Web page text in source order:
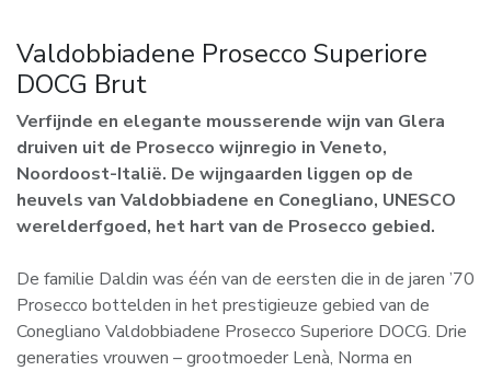
Valdobbiadene Prosecco Superiore
DOCG Brut
Verfijnde en elegante mousserende wijn van Glera
druiven uit de Prosecco wijnregio in Veneto,
Noordoost-Italië. De wijngaarden liggen op de
heuvels van Valdobbiadene en Conegliano, UNESCO
werelderfgoed, het hart van de Prosecco gebied.
De familie Daldin was één van de eersten die in de jaren ’70
Prosecco bottelden in het prestigieuze gebied van de
Conegliano Valdobbiadene Prosecco Superiore DOCG. Drie
generaties vrouwen – grootmoeder Lenà, Norma en